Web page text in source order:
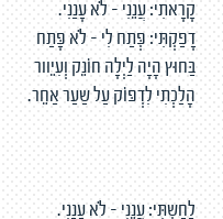
קָרָאתִי: עֲנֵנִי – לֹא עָנַנִי.
דָפַקְתִּי: פְּתַח לִי – לֹא פָּתַח
בַּחוּץ הָיָה לַיְלָה חוֹנֵק וְעִיֵוור
הָלַכְתִי לִדְפּוֹק עַל שַעַר אַחֵר.
לָחַשְתִּי: עֲנֵנִי – לֹא עָנַנִי.